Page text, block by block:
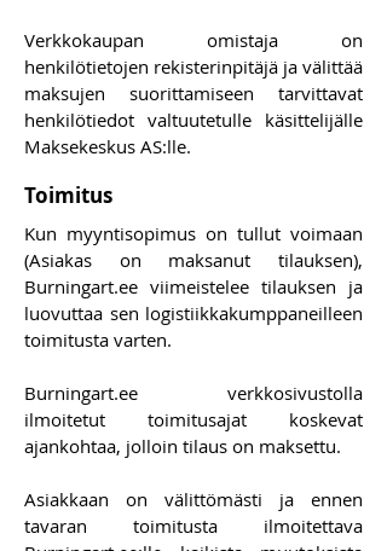
Verkkokaupan omistaja on
henkilötietojen rekisterinpitäjä ja välittää
maksujen suorittamiseen tarvittavat
henkilötiedot valtuutetulle käsittelijälle
Maksekeskus AS:lle.
Toimitus
Kun myyntisopimus on tullut voimaan
(Asiakas on maksanut tilauksen),
Burningart.ee viimeistelee tilauksen ja
luovuttaa sen logistiikkakumppaneilleen
toimitusta varten.
Burningart.ee verkkosivustolla
ilmoitetut toimitusajat koskevat
ajankohtaa, jolloin tilaus on maksettu.
Asiakkaan on välittömästi ja ennen
tavaran toimitusta ilmoitettava